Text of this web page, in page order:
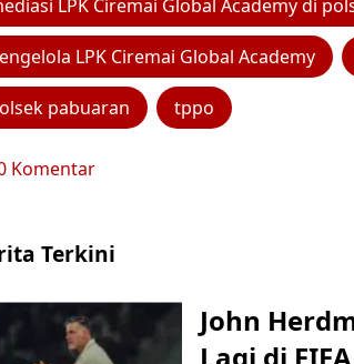
LPK Ciremai Global Academy di
LPK Ciremai Global Academy
pabuaran tppo
Komentar
Terkini
John